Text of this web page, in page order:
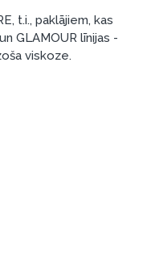
t.i., paklājiem, kas
GLAMOUR līnijas -
viskoze.